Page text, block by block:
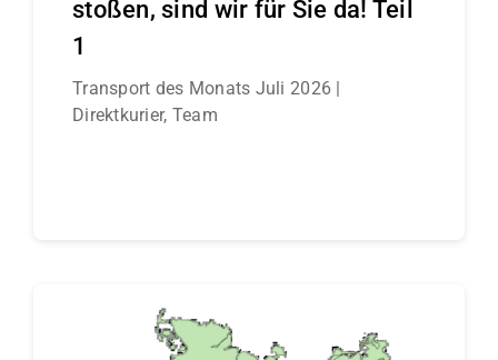
stoßen, sind wir für Sie da! Teil
1
Transport des Monats Juli 2026 |
Direktkurier, Team